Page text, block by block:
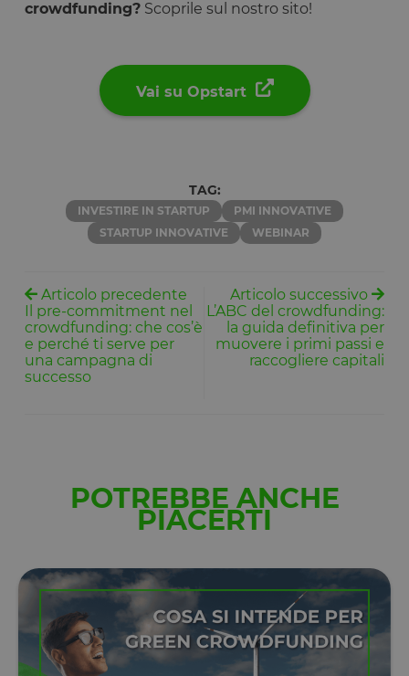
crowdfunding? Scoprile sul nostro sito!
Vai su Opstart
TAG:
INVESTIRE IN STARTUP
PMI INNOVATIVE
STARTUP INNOVATIVE
WEBINAR
Articolo precedente
Il pre-commitment nel
crowdfunding: che cos’è
e perché ti serve per
una campagna di
successo
Articolo successivo
L’ABC del crowdfunding:
la guida definitiva per
muovere i primi passi e
raccogliere capitali
POTREBBE ANCHE
PIACERTI